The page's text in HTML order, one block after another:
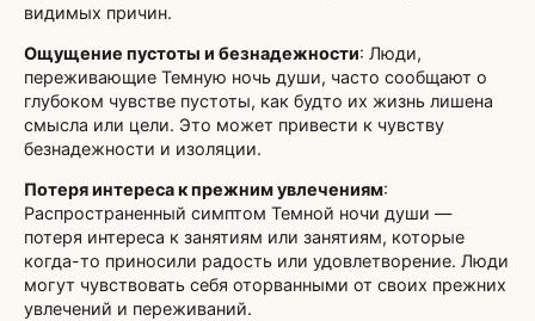
видимых причин.
Ощущение пустоты и безнадежности: Люди,
переживающие Темную ночь души, часто сообщают о
глубоком чувстве пустоты, как будто их жизнь лишена
смысла или цели. Это может привести к чувству
безнадежности и изоляции.
Потеря интереса к прежним увлечениям:
Распространенный симптом Темной ночи души —
потеря интереса к занятиям или занятиям, которые
когда-то приносили радость или удовлетворение. Люди
могут чувствовать себя оторванными от своих прежних
увлечений и переживаний.